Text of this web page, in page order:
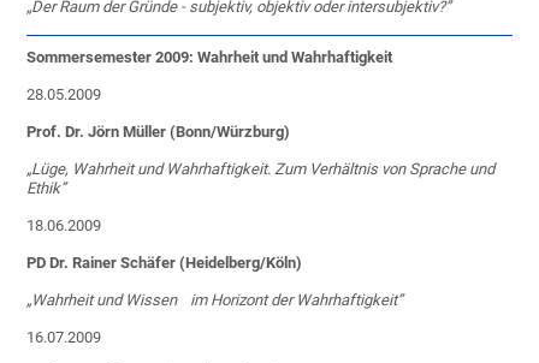
„Der Raum der Gründe - subjektiv, objektiv oder intersubjektiv?”
Sommersemester 2009: Wahrheit und Wahrhaftigkeit
28.05.2009
Prof. Dr. Jörn Müller (Bonn/Würzburg)
„Lüge, Wahrheit und Wahrhaftigkeit. Zum Verhältnis von Sprache und
Ethik”
18.06.2009
PD Dr. Rainer Schäfer (Heidelberg/Köln)
„Wahrheit und Wissen im Horizont der Wahrhaftigkeit”
16.07.2009